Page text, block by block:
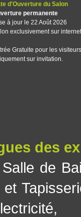
d'Ouverture du Salon
permanente
à jour le 22 Août 2026
exclusivement sur internet
Gratuite pour les visiteurs
sur invitation.
des
de
et